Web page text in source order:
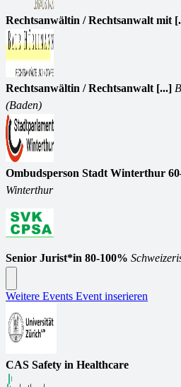
Rechtsanwältin / Rechtsanwalt mit
Rechtsanwältin / Rechtsanwalt [...]
(Baden)
Ombudsperson Stadt Winterthur
Winterthur
Senior Jurist*in 80-100%
Weitere Events Event inserieren
CAS Safety in Healthcare